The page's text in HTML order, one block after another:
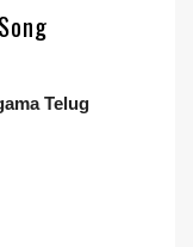
Song
Telug